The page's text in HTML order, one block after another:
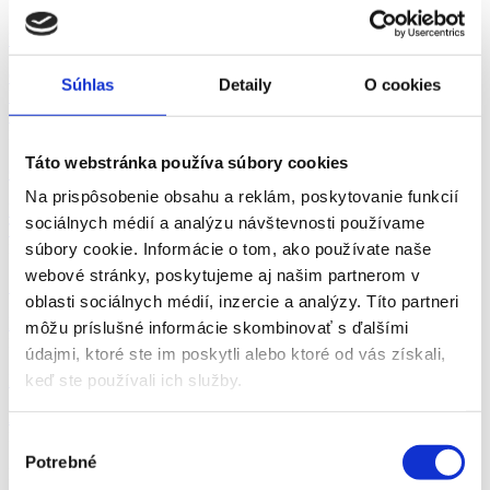
Súhlas Detaily O cookies
Táto webstránka používa súbory cookies
Na prispôsobenie obsahu a reklám, poskytovanie funkcií
sociálnych médií a analýzu návštevnosti používame
súbory cookie. Informácie o tom, ako používate naše
webové stránky, poskytujeme aj našim partnerom v
oblasti sociálnych médií, inzercie a analýzy. Títo partneri
môžu príslušné informácie skombinovať s ďalšími
údajmi, ktoré ste im poskytli alebo ktoré od vás získali,
keď ste používali ich služby.
súhlasu
Potrebné
Nitriansky kr.
Celá SR Banskobystrický kraj Bratislavský kraj
Košický kraj
Nitriansky kraj
Trenčiansky kraj
Trnavský kraj
Žilinský kraj
Ok. Levice
Nové Zámky Komárno Zlaté Moravce
Topoľčany
Levice
Manuálna
Administratíva Manuálna Obchod-služby Ostatné
Ponuka už nie je aktívna, nižšie nájdete podobné ponuky